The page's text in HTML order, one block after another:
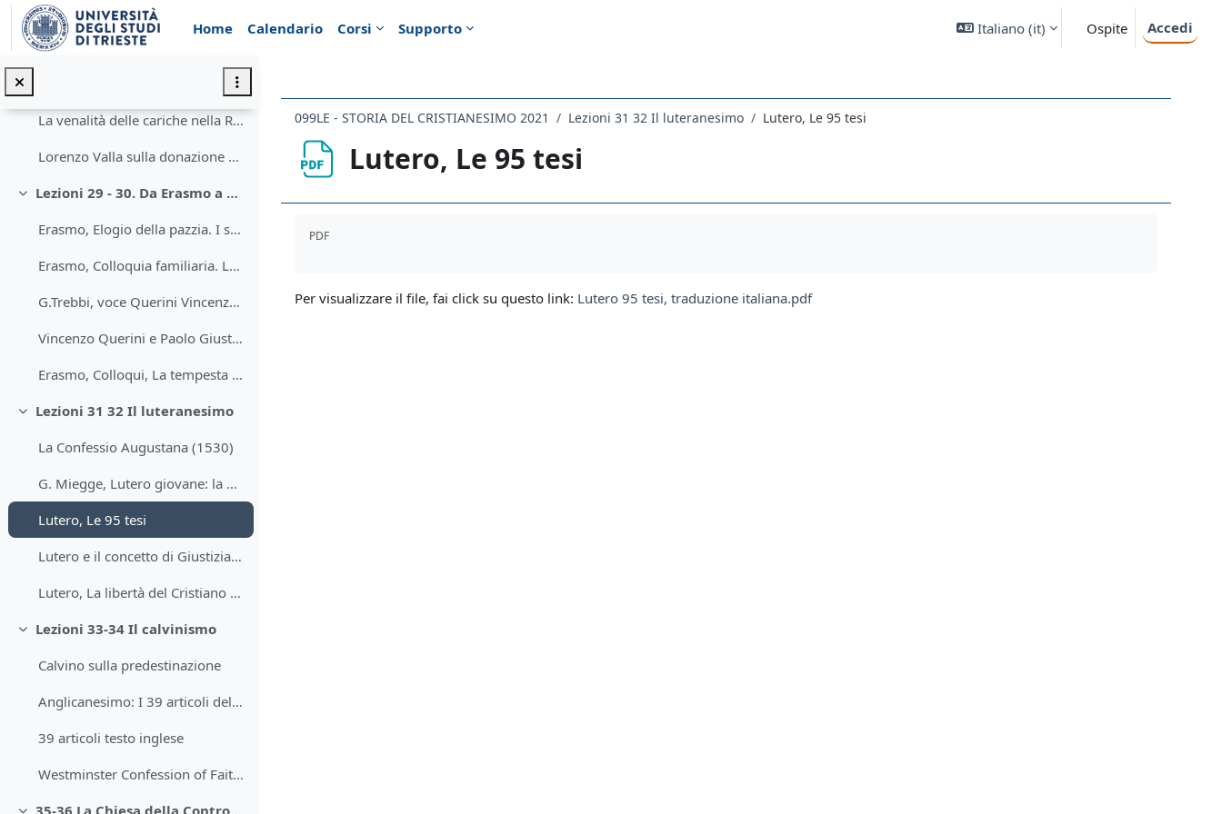
Vai al contenuto principale
Home
Calendario Corsi Supporto Italiano ‎(it)‎ Ospite Accedi
Minimizza
La venalità delle cariche nella Roma del '400
Lorenzo Valla sulla donazione di Costantino
Minimizza
Lezioni 29 - 30. Da Erasmo a Lutero
Erasmo, Elogio della pazzia. I superstiziosi.
Erasmo, Colloquia familiaria. La tempesta di mare (i)
G.Trebbi, voce Querini Vincenzo, in Dizionario Biografico degli Italianii
Vincenzo Querini e Paolo Giustiniani, Libellus ad Leonem X
Erasmo, Colloqui, La tempesta di mare (parte II ).
Minimizza
Lezioni 31 32 Il luteranesimo
La Confessio Augustana (1530)
G. Miegge, Lutero giovane: la genesi della dottrina della giustificazione per fede
Lutero, Le 95 tesi
Lutero e il concetto di Giustizia di Dio
Lutero, La libertà del Cristiano (1520)
Minimizza
Lezioni 33-34 Il calvinismo
Calvino sulla predestinazione
Anglicanesimo: I 39 articoli del 1562-1563
39 articoli testo inglese
Westminster Confession of Faith (1646)
099LE - STORIA DEL CRISTIANESIMO 2021 Lezioni 31 32 Il luteranesimo Lutero, Le 95 tesi
Lutero, Le 95 tesi
PDF
Per visualizzare il file, fai click su questo link: Lutero 95 tesi, traduzione italiana.pdf